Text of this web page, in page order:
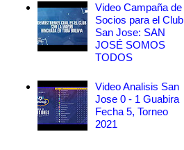
Video Campaña de
Socios para el Club
San Jose: SAN
JOSÉ SOMOS
TODOS
Video Analisis San
Jose 0 - 1 Guabira
Fecha 5, Torneo
2021